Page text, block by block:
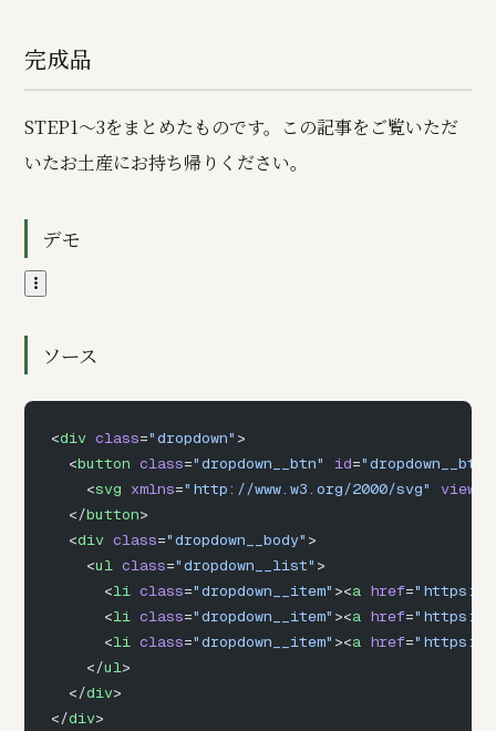
完成品
STEP1～3をまとめたものです。この記事をご覧いただ
いたお土産にお持ち帰りください。
デモ
ソース
<div class="dropdown" >
  <
button class="dropdown__btn" id="dropdown__btn"
    <
svg xmlns="http://www.w3.org/2000/svg"
  </
button>
  <
div class="dropdown__body" >
    <
ul class="dropdown__list" >
      <
li class="dropdown__item" ><a href="https://
      <
li class="dropdown__item" ><a href="https://
      <
li class="dropdown__item" ><a href="https://
    </
ul >
  </
div>
</div>